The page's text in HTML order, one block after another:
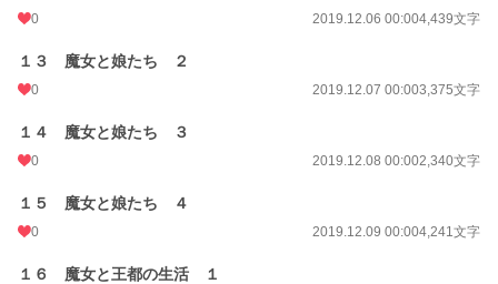
0 2019.12.06 00:004,439文字
１３ 魔女と娘たち ２
0 2019.12.07 00:003,375文字
１４ 魔女と娘たち ３
0 2019.12.08 00:002,340文字
１５ 魔女と娘たち ４
0 2019.12.09 00:004,241文字
１６ 魔女と王都の生活 １